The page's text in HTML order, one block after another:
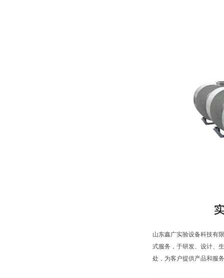
山东鑫广实验设备科技有
式服务，于研发、设计、
处，为客户提供产品和服